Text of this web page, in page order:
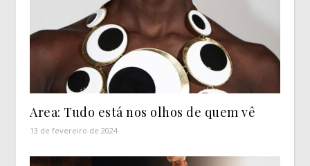
Area: Tudo está nos olhos de quem vê
13 de fevereiro de 2024